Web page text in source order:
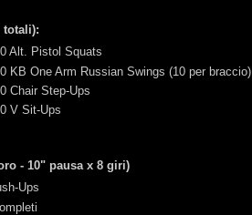
totali):
Alt. Pistol Squats
KB One Arm Russian Swings (10 per braccio)
Chair Step-Ups
V Sit-Ups
- 10" pausa x 8 giri)
Ups